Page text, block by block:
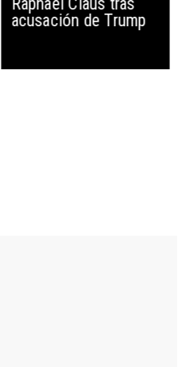
acusación de Trump